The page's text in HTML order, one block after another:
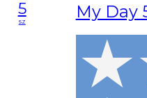
5
sz My Day